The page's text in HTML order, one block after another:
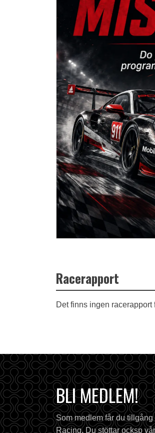
Racerapport
Det finns ingen racerapport
BLI MEDLEM!
Som medlem får du
Racing. Du stöttar ocksp